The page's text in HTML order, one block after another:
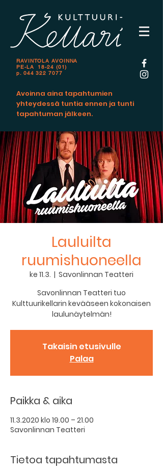
RAVINTOLA AVOINNA
PE-LA 18-24 (01)
p. 044 322 7077
Avoinna aina tapahtumien
yhteydessä tuntia ennen ja tunti
tapahtuman jälkeen.
Lauluilta
ruumishuoneella
ke 11.3.
  |
Savonlinnan Teatteri
Savonlinnan Teatteri tuo
Kulttuurikellarin kevääseen kokonaisen
laulunäytelmän!
Takaisin etusivulle
Palaa
Paikka & aika
11.3.2020 klo 19.00 – 21.00
Savonlinnan Teatteri
Tietoa tapahtumasta